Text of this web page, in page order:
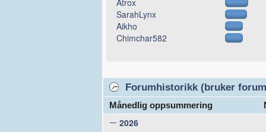
SarahLynx
Aikho
Chimchar582
Forumhistorikk (bruker
Månedlig oppsummering
2026